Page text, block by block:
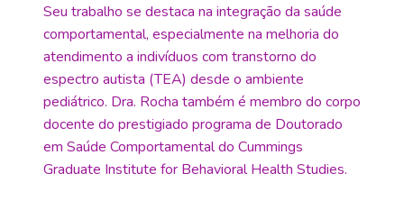
Seu trabalho se destaca na integração da saúde
comportamental, especialmente na melhoria do
atendimento a indivíduos com transtorno do
espectro autista (TEA) desde o ambiente
pediátrico. Dra. Rocha também é membro do corpo
docente do prestigiado programa de Doutorado
em Saúde Comportamental do Cummings
Graduate Institute for Behavioral Health Studies.